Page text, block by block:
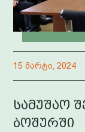
15 მარტი, 2024
სამუშაო
ბოშურში